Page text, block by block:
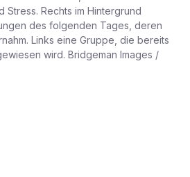
Stress. Rechts im Hintergrund
des folgenden Tages, deren
Links eine Gruppe, die bereits
wird. Bridgeman Images /